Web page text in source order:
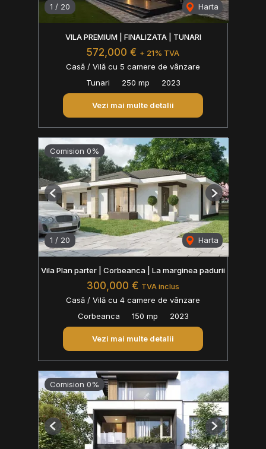
1 / 20 Harta
VILA PREMIUM | FINALIZATA | TUNARI
572,000 € + 21% TVA
Casă / Vilă cu 5 camere de vânzare
Tunari
250 mp 2023
Vezi mai multe detalii
Comision 0%
1 / 20 Harta
Previous Next
Vila Plan parter | Corbeanca | La marginea padurii
300,000 € TVA inclus
Casă / Vilă cu 4 camere de vânzare
Corbeanca
150 mp 2023
Vezi mai multe detalii
Comision 0%
Previous Next